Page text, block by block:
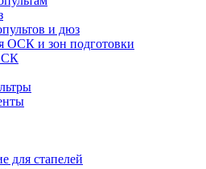
и дюз
ОСК и зон подготовки
для стапелей